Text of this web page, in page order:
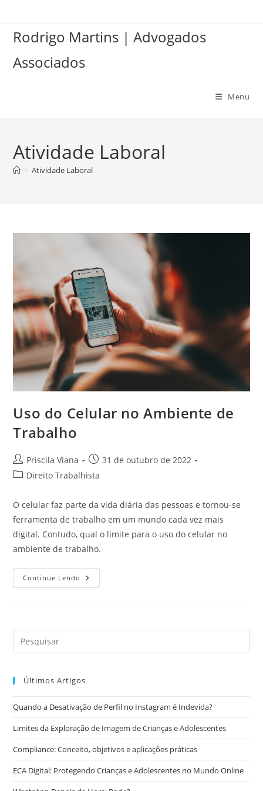
Rodrigo Martins | Advogados
Associados
Menu
Atividade Laboral
> Atividade Laboral
Uso do Celular no Ambiente de
Trabalho
Autor
do
Priscila Viana
Post
publicado:
31 de outubro de 2022
Categoria
post:
Direito Trabalhista
O celular faz parte da vida diária das pessoas e tornou-se
ferramenta de trabalho em um mundo cada vez mais
digital. Contudo, qual o limite para o uso do celular no
ambiente de trabalho.
Continue Lendo Uso
Do
Últimos Artigos
Quando a Desativação de Perfil no Instagram é Indevida?
Limites da Exploração de Imagem de Crianças e Adolescentes
Compliance: Conceito, objetivos e aplicações práticas
ECA Digital: Protegendo Crianças e Adolescentes no Mundo Online